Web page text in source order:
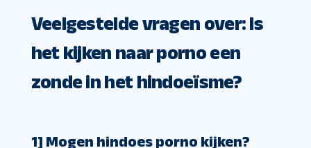
Veelgestelde vragen over: Is
het kijken naar porno een
zonde in het hindoeïsme?
1] Mogen hindoes porno kijken?